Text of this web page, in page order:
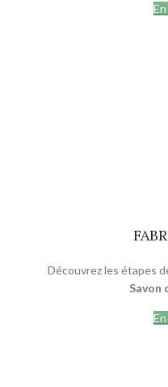
Découvrez les étapes
Savon